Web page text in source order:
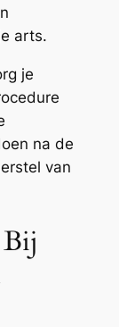
arts.
je
na de
van